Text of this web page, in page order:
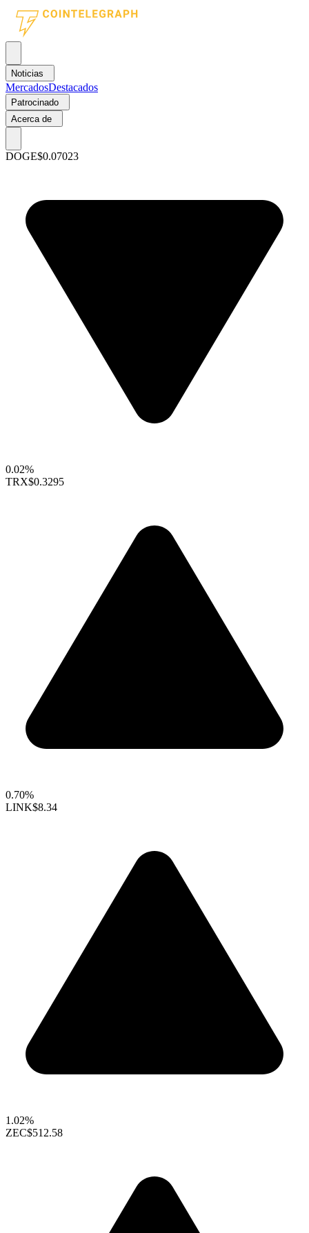
Noticias
MercadosDestacados
Patrocinado
Acerca de
DOGE$0.07023
0.02%
TRX$0.3295
0.70%
LINK$8.34
1.02%
ZEC$512.58